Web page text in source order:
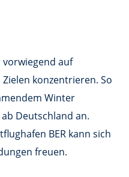
auf
konzentrieren. So
Winter
Deutschland an.
BER kann sich
freuen.